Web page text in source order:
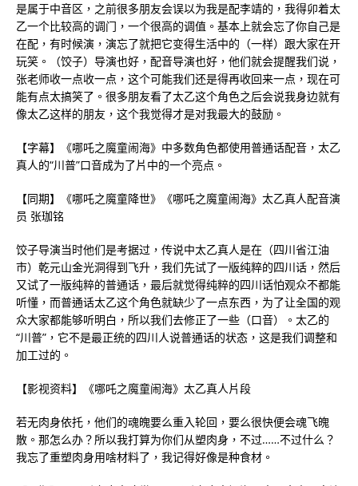
是属于中音区，之前很多朋友会误以为我是配李靖的，我得卯着太
乙一个比较高的调门，一个很高的调值。基本上就会忘了你自己是
在配，有时候演，演忘了就把它变得生活中的（一样）跟大家在开
玩笑。（饺子）导演也好，配音导演也好，他们就会提醒我们说，
张老师收一点收一点，这个可能我们还是得再收回来一点，现在可
能有点太搞笑了。很多朋友看了太乙这个角色之后会说我身边就有
像太乙这样的朋友，这个我觉得才是对我最大的鼓励。
【字幕】《哪吒之魔童闹海》中多数角色都使用普通话配音，太乙
真人的“川普”口音成为了片中的一个亮点。
【同期】《哪吒之魔童降世》《哪吒之魔童闹海》太乙真人配音演
员 张珈铭
饺子导演当时他们是考据过，传说中太乙真人是在（四川省江油
市）乾元山金光洞得到飞升，我们先试了一版纯粹的四川话，然后
又试了一版纯粹的普通话，最后就觉得纯粹的四川话怕观众不都能
听懂，而普通话太乙这个角色就缺少了一点东西，为了让全国的观
众大家都能够听明白，所以我们去修正了一些（口音）。太乙的
“川普”，它不是最正统的四川人说普通话的状态，这是我们调整和
加工过的。
【影视资料】《哪吒之魔童闹海》太乙真人片段
若无肉身依托，他们的魂魄要么重入轮回，要么很快便会魂飞魄
散。那怎么办？所以我打算为你们从塑肉身，不过……不过什么？
我忘了重塑肉身用啥材料了，我记得好像是种食材。